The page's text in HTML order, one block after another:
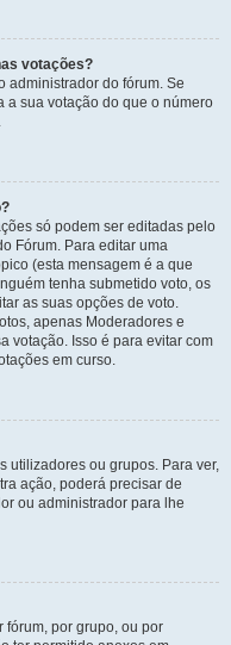
votações?
administrador do fórum. Se
a sua votação do que o número
só podem ser editadas pelo
Fórum. Para editar uma
(esta mensagem é a que
tenha submetido voto, os
as suas opções de voto.
apenas Moderadores e
votação. Isso é para evitar com
em curso.
utilizadores ou grupos. Para ver,
ação, poderá precisar de
ou administrador para lhe
fórum, por grupo, ou por